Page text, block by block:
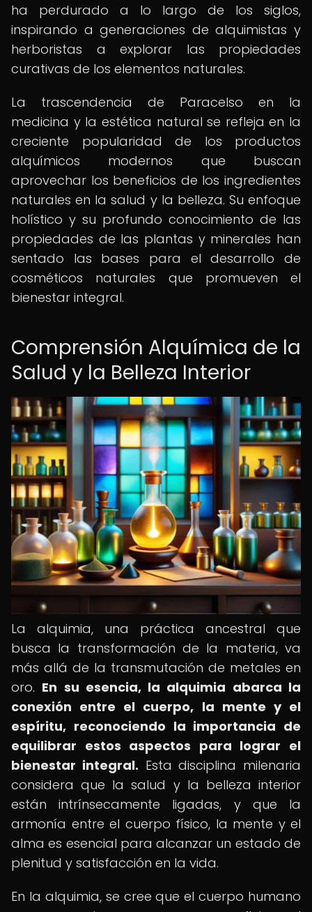
ha perdurado a lo largo de los siglos,
inspirando a generaciones de alquimistas y
herboristas a explorar las propiedades
curativas de los elementos naturales.
La trascendencia de Paracelso en la
medicina y la estética natural se refleja en la
creciente popularidad de los productos
alquímicos modernos que buscan
aprovechar los beneficios de los ingredientes
naturales en la salud y la belleza. Su enfoque
holístico y su profundo conocimiento de las
propiedades de las plantas y minerales han
sentado las bases para el desarrollo de
cosméticos naturales que promueven el
bienestar integral.
Comprensión Alquímica de la
Salud y la Belleza Interior
La alquimia, una práctica ancestral que
busca la transformación de la materia, va
más allá de la transmutación de metales en
oro. En su esencia, la alquimia abarca la
conexión entre el cuerpo, la mente y el
espíritu, reconociendo la importancia de
equilibrar estos aspectos para lograr el
bienestar integral. Esta disciplina milenaria
considera que la salud y la belleza interior
están intrínsecamente ligadas, y que la
armonía entre el cuerpo físico, la mente y el
alma es esencial para alcanzar un estado de
plenitud y satisfacción en la vida.
En la alquimia, se cree que el cuerpo humano